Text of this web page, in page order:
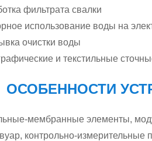
фильтрата свалки
использование воды на
очистки воды
и текстильные
ОСОБЕННОСТИ
мембранные элементы,
контрольно-измерительные